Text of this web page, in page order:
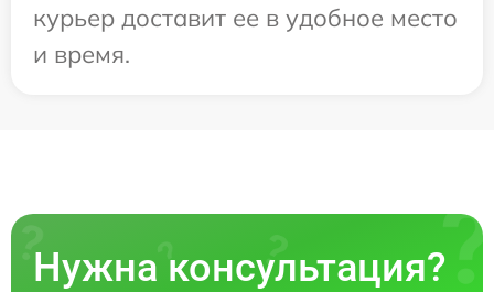
курьер доставит ее в удобное место
и время.
Нужна консультация?